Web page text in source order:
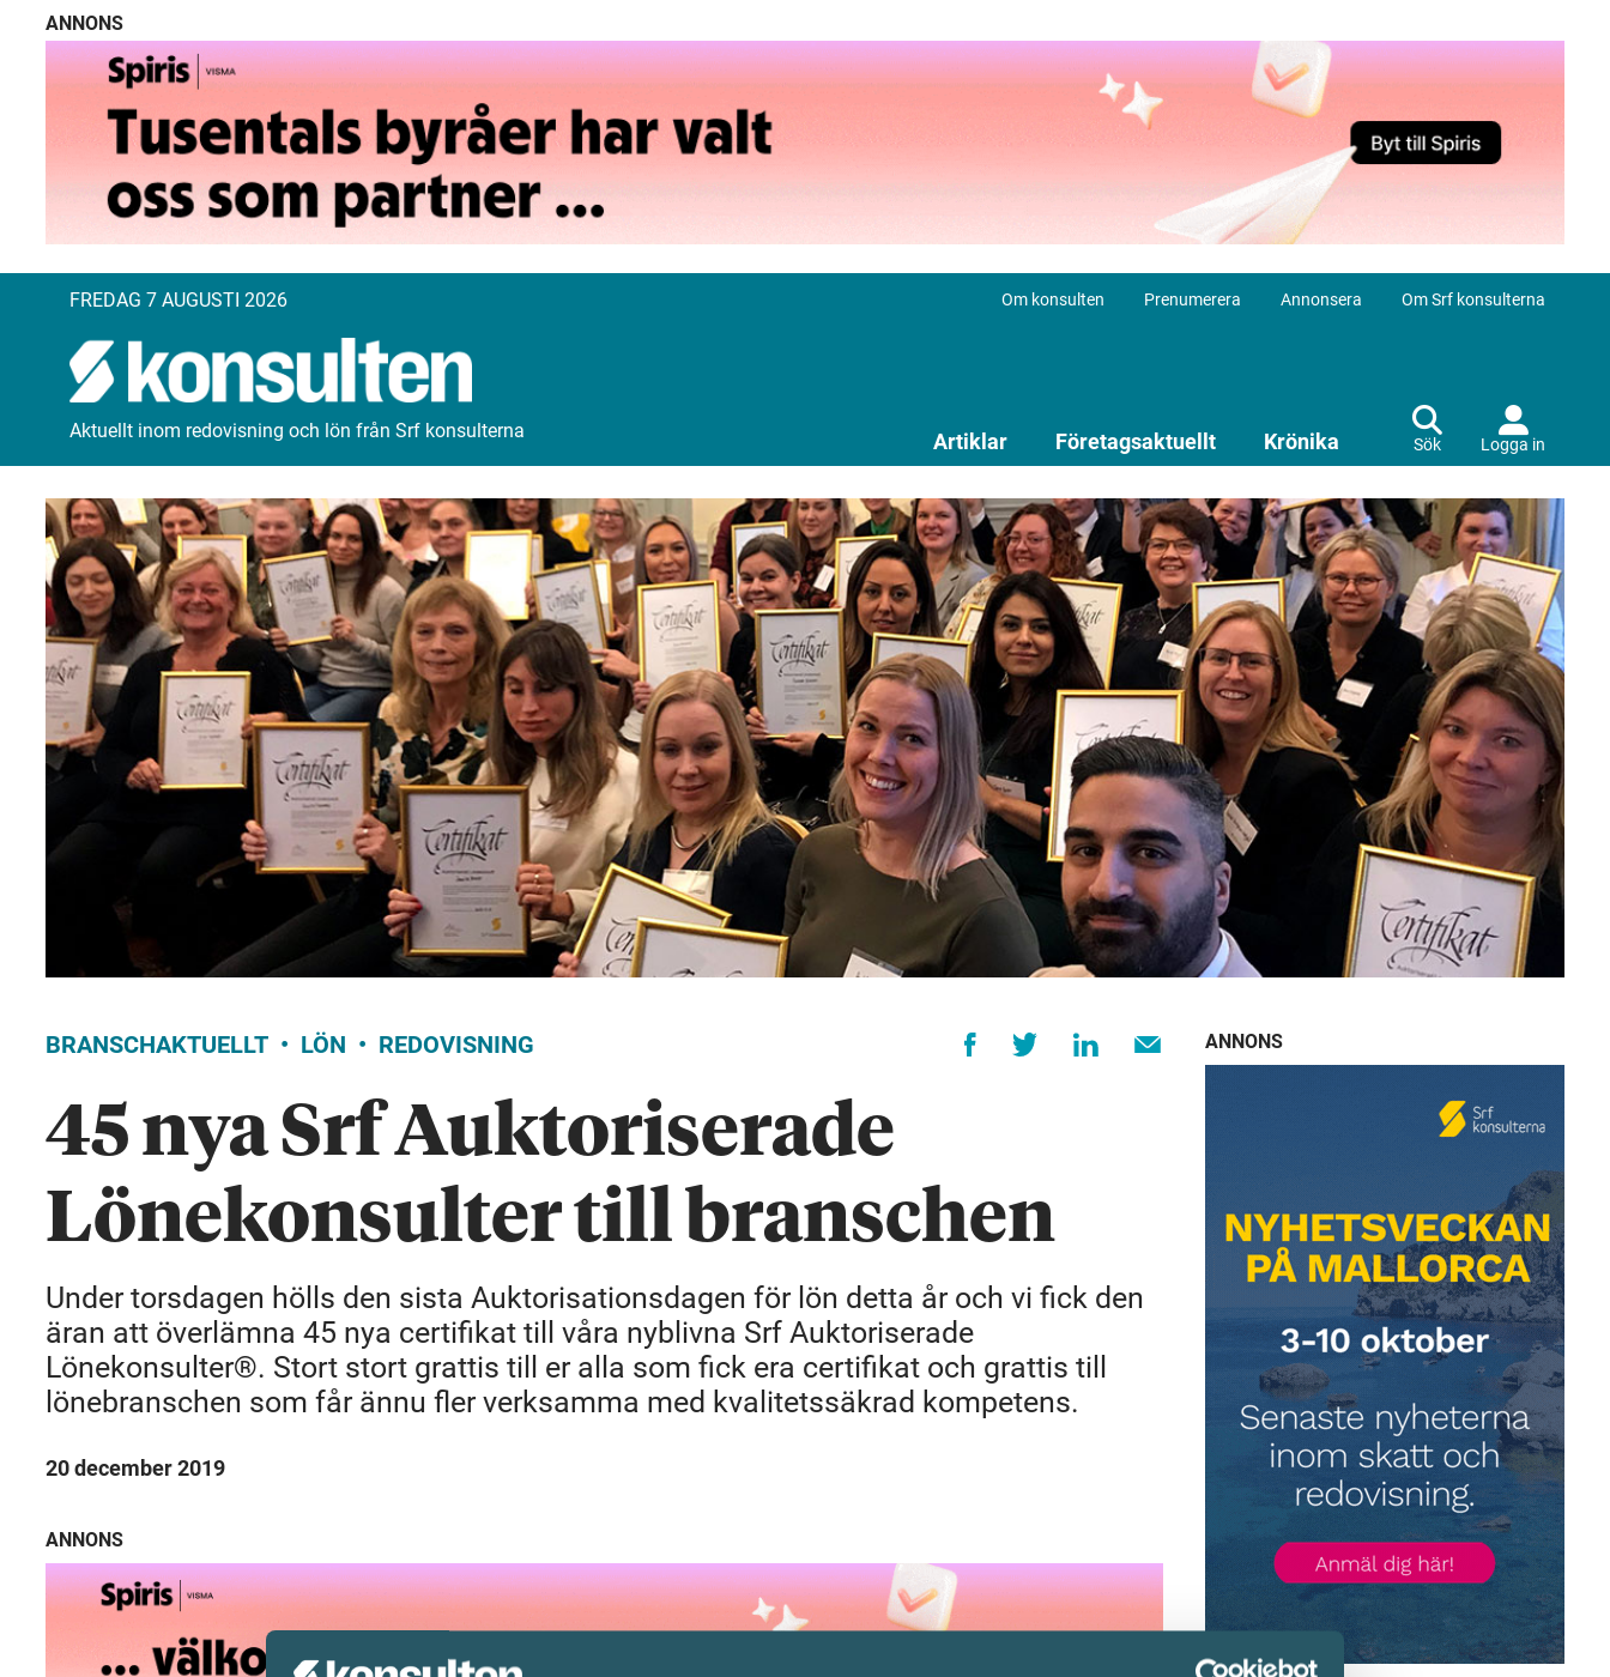
ANNONS
FREDAG 7 AUGUSTI 2026 Om konsulten Prenumerera Annonsera Om Srf konsulterna
Aktuellt inom redovisning och lön från Srf konsulterna Artiklar Företagsaktuellt Krönika Sök Logga in
BRANSCHAKTUELLT LÖN REDOVISNING
45 nya Srf Auktoriserade
Lönekonsulter till branschen
Under torsdagen hölls den sista Auktorisationsdagen för lön detta år och vi fick den
äran att överlämna 45 nya certifikat till våra nyblivna Srf Auktoriserade
Lönekonsulter®. Stort stort grattis till er alla som fick era certifikat och grattis till
lönebranschen som får ännu fler verksamma med kvalitetssäkrad kompetens.
20 december 2019
ANNONS
ANNONS